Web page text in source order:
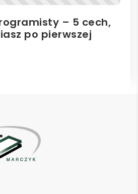
– 5 cech,
po pierwszej